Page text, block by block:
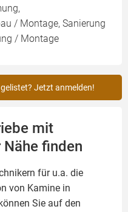
/ Montage, Sanierung
/ Montage
Jetzt anmelden!
mit
finden
für u.a. die
von Kamine in
Sie auf den